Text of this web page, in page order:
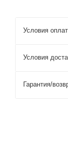
Условия
Условия
Гарантия/